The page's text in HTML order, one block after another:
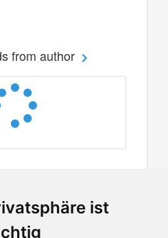
ist
from author